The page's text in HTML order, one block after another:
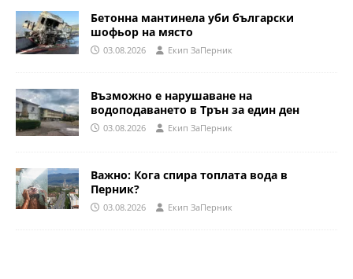
Бетонна мантинела уби български
шофьор на място
03.08.2026 Eкип ЗаПерник
Възможно е нарушаване на
водоподаването в Трън за един ден
03.08.2026 Eкип ЗаПерник
Важно: Кога спира топлата вода в
Перник?
03.08.2026 Eкип ЗаПерник